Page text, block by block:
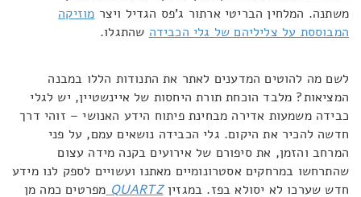
משתנה. המלחין הבריטי ארתור ג'פס הגדיל ויצר מוזיקה
המבוססת על צליליהם של גלי הכבידה שהתגלו.
לשם מה להוטים המדענים לאתר את התנודות הללו במבנה
המציאות? מלבד הוכחת תורת היחסות של איינשטיין, יש לגלי
כבידה משמעות אדירה מבחינת פיתוח הידע האנושי – זוהי דרך
חדשה להכיר את היקום. גלי הכבידה נושאים עמם, על פני
המרחב והזמן, את סיפורם של אירועים בקנה מידה עצום
שהתרחשו במרחקים אסטרונומיים מאתנו ועשויים לספק לנו מידע
חדש שערכו לא יסולא בפז. במגזיןQUARTZ מפרטים כמה מן